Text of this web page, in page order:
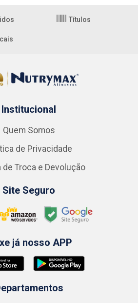
Títulos
Institucional
Quem Somos
de Privacidade
de Troca e Devolução
Site Seguro
já nosso APP